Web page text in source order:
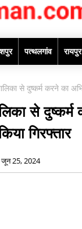
पत्थलगांव रायपुर
से दुष्कर्म करने का
से
गिरफ्तार
जून 25, 2024